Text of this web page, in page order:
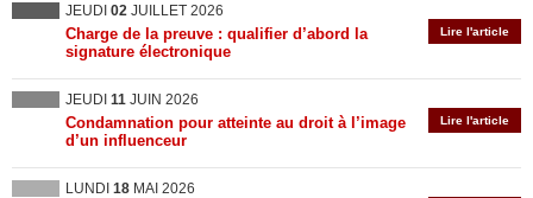
JEUDI 02 JUILLET 2026
Lire l'article
Charge de la preuve : qualifier d’abord la
signature électronique
JEUDI 11 JUIN 2026
Lire l'article
Condamnation pour atteinte au droit à l’image
d’un influenceur
LUNDI 18 MAI 2026